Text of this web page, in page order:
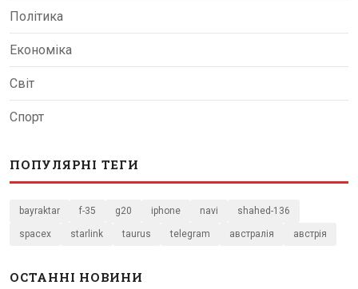
Політика
Економіка
Світ
Спорт
ПОПУЛЯРНІ ТЕГИ
bayraktar f-35 g20 iphone navi shahed-136
spacex starlink taurus telegram австралія австрія
ОСТАННІ НОВИНИ